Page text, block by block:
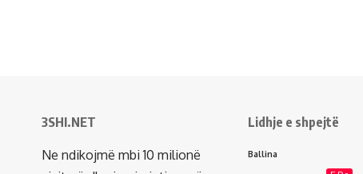
3SHI.NET
Ne ndikojmë mbi 10 milionë
Lidhje e shpejtë
Ballina